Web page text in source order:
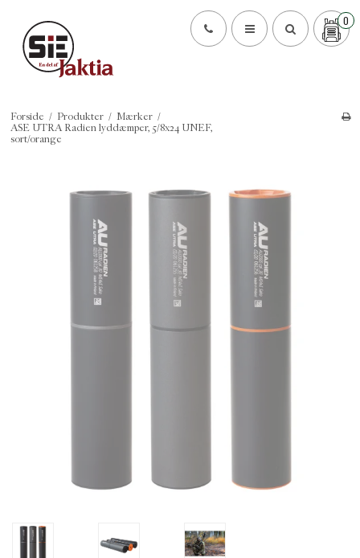
0
Forside / Produkter / Mærker /
ASE UTRA Radien lyddæmper, 5/8x24 UNEF,
sort/orange